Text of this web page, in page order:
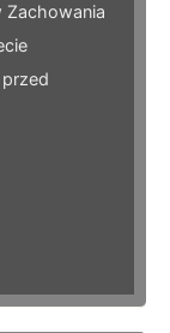
Zachowania